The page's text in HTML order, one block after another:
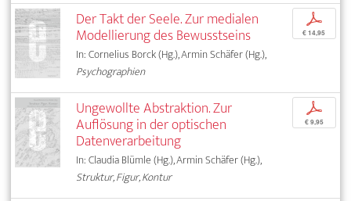
Der Takt der Seele. Zur medialen
Modellierung des Bewusstseins
In: Cornelius Borck (Hg.), Armin Schäfer (Hg.),
Psychographien
p
€ 14,95
Ungewollte Abstraktion. Zur
Auflösung in der optischen
Datenverarbeitung
In: Claudia Blümle (Hg.), Armin Schäfer (Hg.),
Struktur, Figur, Kontur
p
€ 9,95